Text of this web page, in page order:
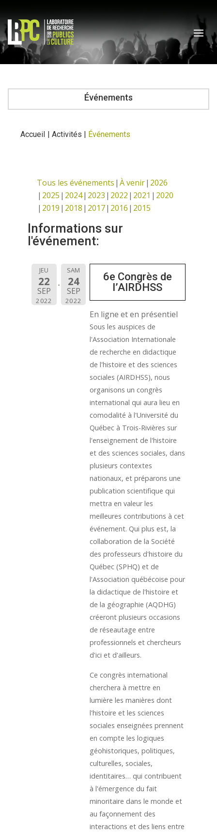
Événements
Accueil | Activités | Événements
Tous les événements À venir 2026
2025 2024 2023 2022 2021
2020
2019 2018 2017 2016 2015
Informations sur
l'événement:
JEU
22
SEP
2022
SAM
24
SEP
2022
6e Congrès de
l’AIRDHSS
En ligne et en présentiel
Sous les auspices de
l'Association Internationale
de recherche en didactique
de l'histoire et des sciences
sociales (AIRDHSS), nous
organisons un congrès
international qui aura lieu en
comodalité à l'Université du
Québec à Trois-Rivières sur
l'enseignement de l'histoire
et des sciences sociales, dans
plusieurs contextes
nationaux, et préparons une
publication scientifique qui
mettra en valeur les
meilleures contributions à cet
événement. Qui plus est, la
collaboration de la Société
des professeurs d'histoire du
Québec (SPHQ) et de
l'Association québécoise pour
la didactique de l'histoire et
de la géographie (AQDHG)
créeront plusieurs occasions
de réseautage entre
professionnels et chercheurs
d'ici et d'ailleurs.
Ce congrès international
cherchera à mettre en
lumière les manières dont
l'histoire et les sciences
sociales enseignées prennent
en compte les logiques
géohistoriques, politiques,
culturelles, sociales,
identitaires… qui contribuent
à l'émergence du fait
minoritaire dans le monde et
au façonnement des
interactions et des liens entre